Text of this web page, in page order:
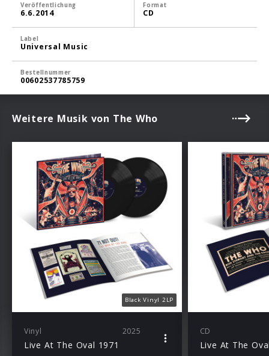
Veröffentlichung
6.6.2014
Format
CD
Label
Universal Music
Bestellnummer
00602537785759
Weitere Musik von The Who
Black Vinyl 2LP
Vinyl 2025
Live At The Oval 1971
CD
Live At The